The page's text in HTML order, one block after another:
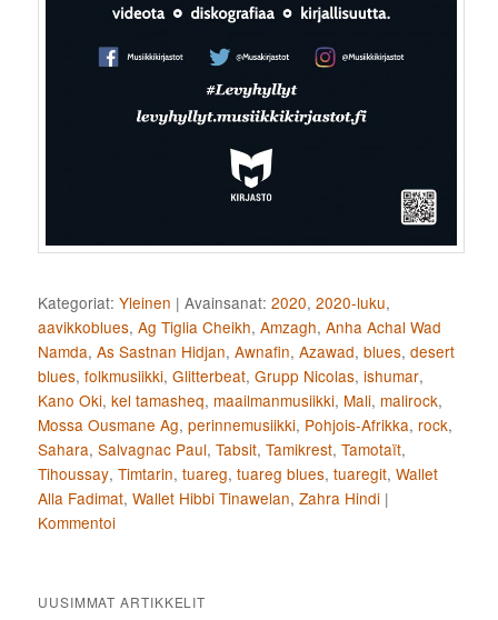
Kategoriat: Yleinen |Avainsanat: 2020,2020-luku,
aavikkoblues,Ag Tiglia Cheikh,Amzagh,Anha Achal Wad
Namda,As Sastnan Hidjan,Awnafin,Azawad,blues,desert
blues,folkmusiikki,Glitterbeat,Grupp Nicolas,ishumar,
Kano Oki,kel tamasheq, maailmanmusiikki, Mali, malirock,
Mossa Ousmane Ag,perinnemusiikki, Pohjois-Afrikka, rock,
Sahara,Salvagnac Paul,Tabsit,Tamikrest,Tamotaït,
Tihoussay,Timtarin,tuareg,tuareg blues,tuaregit,Wallet
Alla Fadimat,Wallet Hibbi Tinawelan,Zahra Hindi |
Kommentoi
UUSIMMAT ARTIKKELIT